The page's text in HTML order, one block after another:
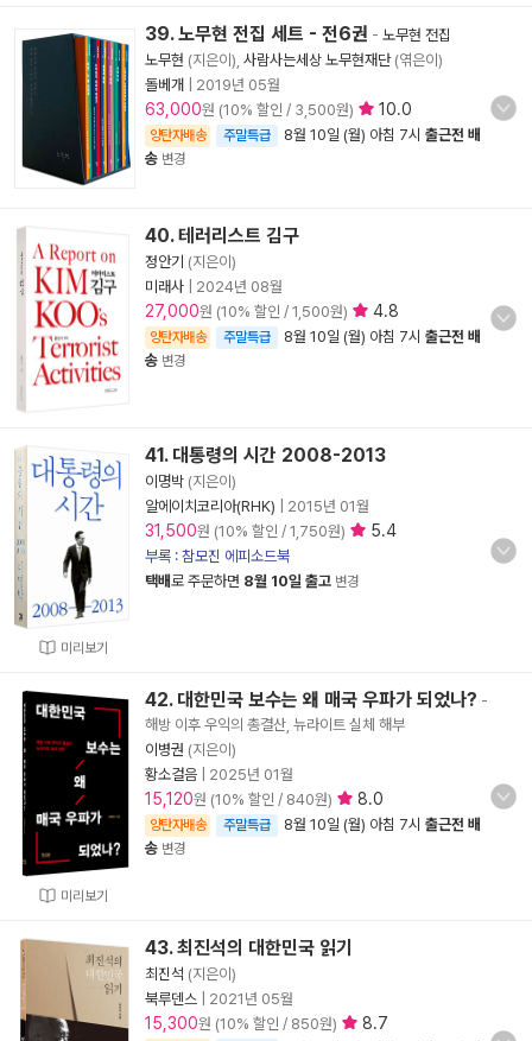
39. 노무현 전집 세트 - 전6권 - 노무현 전집
노무현 (지은이), 사람사는세상 노무현재단(엮은이)
돌베개
2019년 05월
63,000원 (10% 할인 / 3,500원) 10.0
양탄자배송 주말특급 8월 10일 (월) 아침 7시 출근전 배
송 변경
40. 테러리스트 김구
정안기 (지은이)
미래사
2024년 08월
27,000원 (10% 할인 / 1,500원) 4.8
양탄자배송 주말특급 8월 10일 (월) 아침 7시 출근전 배
송 변경
미리보기
41. 대통령의 시간 2008-2013
이명박 (지은이)
알에이치코리아(RHK)
2015년 01월
31,500원 (10% 할인 / 1,750원) 5.4
부록 : 참모진 에피소드북
택배로 주문하면 8월 10일 출고 변경
미리보기
42. 대한민국 보수는 왜 매국 우파가 되었나? -
해방 이후 우익의 총결산, 뉴라이트 실체 해부
이병권 (지은이)
황소걸음
2025년 01월
15,120원 (10% 할인 / 840원) 8.0
양탄자배송 주말특급 8월 10일 (월) 아침 7시 출근전 배
송 변경
43. 최진석의 대한민국 읽기
최진석 (지은이)
북루덴스
2021년 05월
15,300원 (10% 할인 / 850원) 8.7